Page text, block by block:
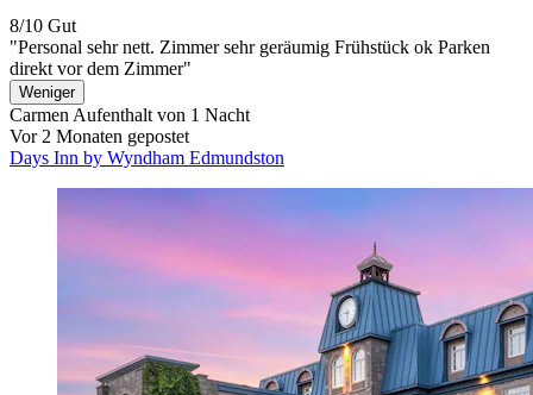
8/10 Gut
"Personal sehr nett. Zimmer sehr geräumig Frühstück ok Parken
direkt vor dem Zimmer"
Weniger
Carmen Aufenthalt von 1 Nacht
Vor 2 Monaten gepostet
Days Inn by Wyndham Edmundston